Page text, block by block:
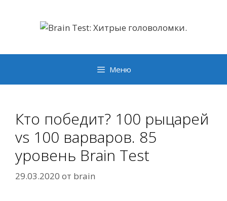
содержимому
Меню
Кто победит? 100 рыцарей
vs 100 варваров. 85
уровень Brain Test
29.03.2020 от brain